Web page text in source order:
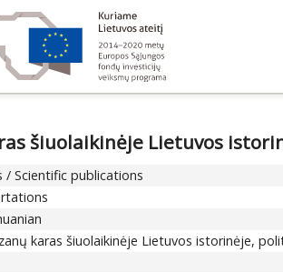
šiuolaikinėje Lietuvos
/ Scientific publications
karas šiuolaikinėje Lietuvos istorinėje,